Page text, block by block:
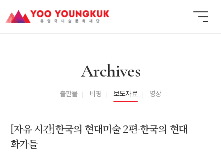
Archives
출판물 비평 보도자료 영상
[자유 시간]한국의 현대미술 2편-한국의 현대
화가들